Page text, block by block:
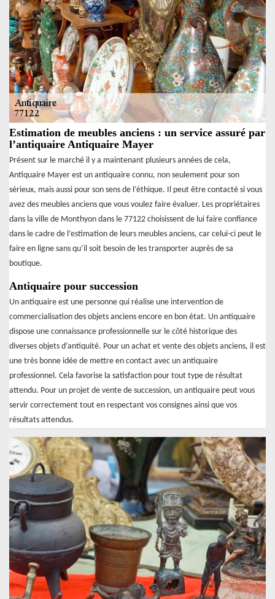
Estimation de meubles anciens : un service assuré par
l’antiquaire Antiquaire Mayer
Présent sur le marché il y a maintenant plusieurs années de cela,
Antiquaire Mayer est un antiquaire connu, non seulement pour son
sérieux, mais aussi pour son sens de l’éthique. Il peut être contacté si vous
avez des meubles anciens que vous voulez faire évaluer. Les propriétaires
dans la ville de Monthyon dans le 77122 choisissent de lui faire confiance
dans le cadre de l’estimation de leurs meubles anciens, car celui-ci peut le
faire en ligne sans qu’il soit besoin de les transporter auprès de sa
boutique.
Antiquaire pour succession
Un antiquaire est une personne qui réalise une intervention de
commercialisation des objets anciens encore en bon état. Un antiquaire
dispose une connaissance professionnelle sur le côté historique des
diverses objets d’antiquité. Pour un achat et vente des objets anciens, il est
une très bonne idée de mettre en contact avec un antiquaire
professionnel. Cela favorise la satisfaction pour tout type de résultat
attendu. Pour un projet de vente de succession, un antiquaire peut vous
servir correctement tout en respectant vos consignes ainsi que vos
résultats attendus.